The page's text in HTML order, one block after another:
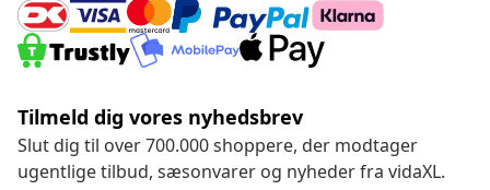
Tilmeld dig vores nyhedsbrev
Slut dig til over 700.000 shoppere, der modtager
ugentlige tilbud, sæsonvarer og nyheder fra vidaXL.